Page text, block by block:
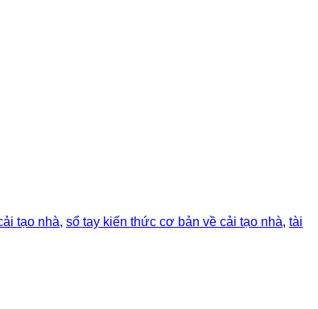
tạo nhà, sổ tay kiến thức cơ bản về cải tạo nhà, tài